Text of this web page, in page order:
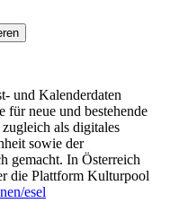
und Kalenderdaten
für neue und bestehende
als digitales
sowie der
gemacht. In Österreich
die Plattform Kulturpool
esel